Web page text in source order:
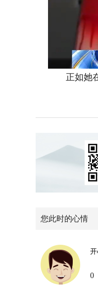
正如她在
您此时的心情
0